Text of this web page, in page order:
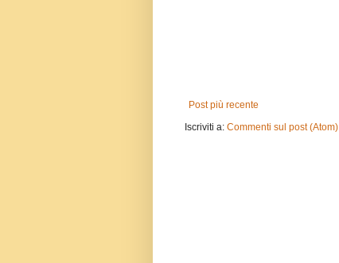
Post più recente
Iscriviti a: Commenti sul post (Atom)